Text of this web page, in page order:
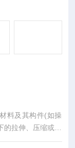
料及其构件(如操
拉伸、压缩或拉
裂纹扩展试验。